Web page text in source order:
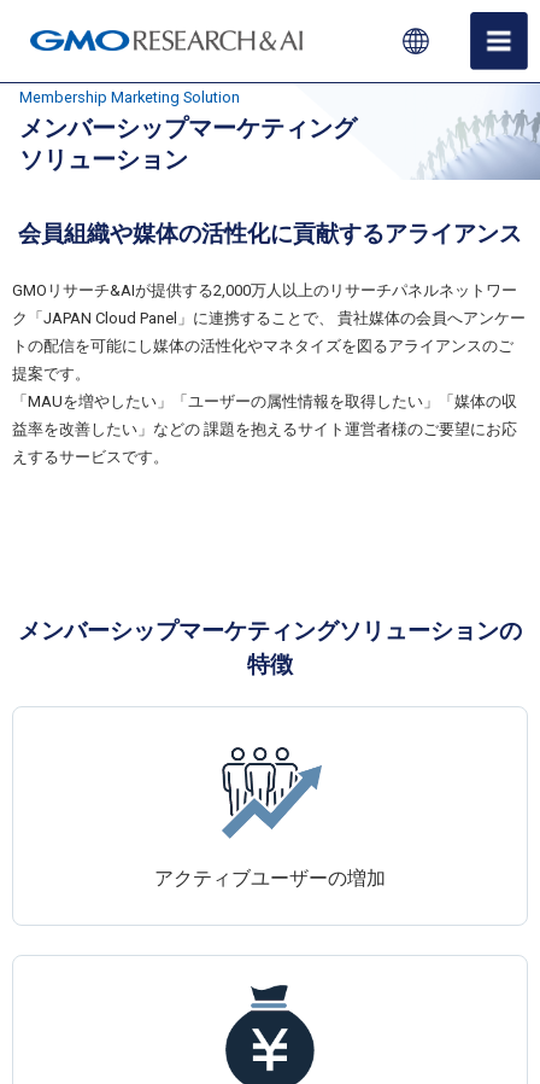
Membership Marketing Solution
メンバーシップマーケティング
ソリューション
会員組織や媒体の活性化に貢献するアライアンス
GMOリサーチ&AIが提供する2,000万人以上のリサーチパネルネットワー
ク「JAPAN Cloud Panel」に連携することで、
貴社媒体の会員へアンケー
トの配信を可能にし媒体の活性化やマネタイズを図るアライアンスのご
提案です。
「MAUを増やしたい」「ユーザーの属性情報を取得したい」「媒体の収
益率を改善したい」などの 課題を抱えるサイト運営者様のご要望にお応
えするサービスです。
メンバーシップマーケティングソリューションの
特徴
アクティブユーザーの増加